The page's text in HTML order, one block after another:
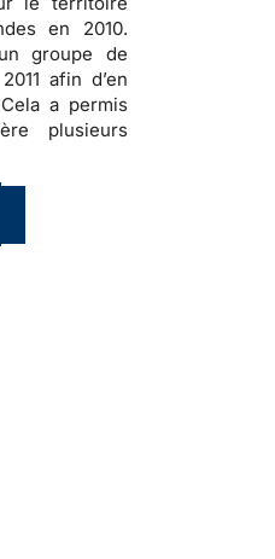
en 2010.
groupe de
afin d’en
a permis
plusieurs